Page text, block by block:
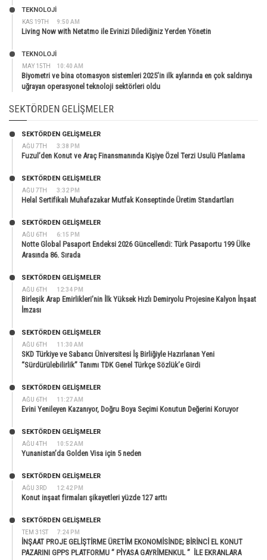
KAS 19TH 9:50 AM
TEKNOLOJİ
Living Now with Netatmo ile Evinizi Dilediğiniz Yerden Yönetin
MAY 15TH 10:40 AM
TEKNOLOJİ
Biyometri ve bina otomasyon sistemleri 2025’in ilk aylarında en çok saldırıya
uğrayan operasyonel teknoloji sektörleri oldu
SEKTÖRDEN GELIŞMELER
AĞU 7TH 3:38 PM
SEKTÖRDEN GELIŞMELER
Fuzul’den Konut ve Araç Finansmanında Kişiye Özel Terzi Usulü Planlama
AĞU 7TH 3:32 PM
SEKTÖRDEN GELIŞMELER
Helal Sertifikalı Muhafazakar Mutfak Konseptinde Üretim Standartları
AĞU 6TH 6:15 PM
SEKTÖRDEN GELIŞMELER
Notte Global Pasaport Endeksi 2026 Güncellendi: Türk Pasaportu 199 Ülke
Arasında 86. Sırada
AĞU 6TH 12:34 PM
SEKTÖRDEN GELIŞMELER
Birleşik Arap Emirlikleri’nin İlk Yüksek Hızlı Demiryolu Projesine Kalyon İnşaat
İmzası
AĞU 6TH 11:30 AM
SEKTÖRDEN GELIŞMELER
SKD Türkiye ve Sabancı Üniversitesi İş Birliğiyle Hazırlanan Yeni
“Sürdürülebilirlik” Tanımı TDK Genel Türkçe Sözlük’e Girdi
AĞU 6TH 11:27 AM
SEKTÖRDEN GELIŞMELER
Evini Yenileyen Kazanıyor, Doğru Boya Seçimi Konutun Değerini Koruyor
AĞU 4TH 10:52 AM
SEKTÖRDEN GELIŞMELER
Yunanistan’da Golden Visa için 5 neden
AĞU 3RD 12:42 PM
SEKTÖRDEN GELIŞMELER
Konut inşaat firmaları şikayetleri yüzde 127 arttı
TEM 31ST 7:24 PM
SEKTÖRDEN GELIŞMELER
İNŞAAT PROJE GELİŞTİRME ÜRETİM EKONOMİSİNDE; BİRİNCİ EL KONUT
PAZARINI GPPS PLATFORMU ” PİYASA GAYRİMENKUL ” İLE EKRANLARA